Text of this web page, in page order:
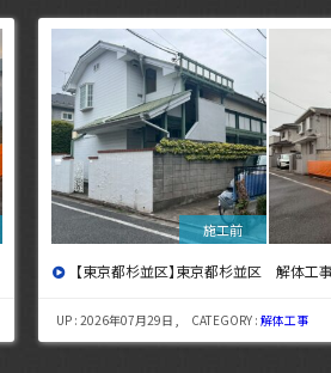
【東京都杉並区】東京都杉並区 解体工事【東京・埼玉・
UP : 2026年07月29日 , CATEGORY :解体工事